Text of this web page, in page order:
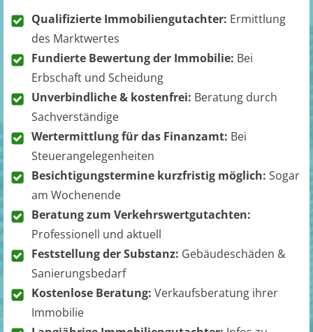
Qualifizierte Immobiliengutachter: Ermittlung
des Marktwertes
Fundierte Bewertung der Immobilie: Bei
Erbschaft und Scheidung
Unverbindliche & kostenfrei: Beratung durch
Sachverständige
Wertermittlung für das Finanzamt: Bei
Steuerangelegenheiten
Besichtigungstermine kurzfristig möglich: Sogar
am Wochenende
Beratung zum Verkehrswertgutachten:
Professionell und aktuell
Feststellung der Substanz: Gebäudeschäden &
Sanierungsbedarf
Kostenlose Beratung: Verkaufsberatung ihrer
Immobilie